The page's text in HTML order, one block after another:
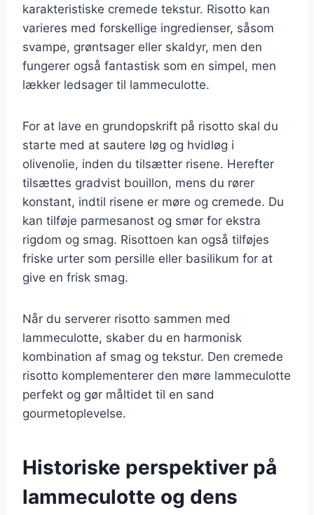
karakteristiske cremede tekstur. Risotto kan
varieres med forskellige ingredienser, såsom
svampe, grøntsager eller skaldyr, men den
fungerer også fantastisk som en simpel, men
lækker ledsager til lammeculotte.
For at lave en grundopskrift på risotto skal du
starte med at sautere løg og hvidløg i
olivenolie, inden du tilsætter risene. Herefter
tilsættes gradvist bouillon, mens du rører
konstant, indtil risene er møre og cremede. Du
kan tilføje parmesanost og smør for ekstra
rigdom og smag. Risottoen kan også tilføjes
friske urter som persille eller basilikum for at
give en frisk smag.
Når du serverer risotto sammen med
lammeculotte, skaber du en harmonisk
kombination af smag og tekstur. Den cremede
risotto komplementerer den møre lammeculotte
perfekt og gør måltidet til en sand
gourmetoplevelse.
Historiske perspektiver på
lammeculotte og dens